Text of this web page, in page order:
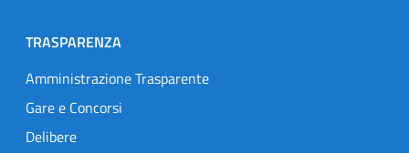
TRASPARENZA
Amministrazione Trasparente
Gare e Concorsi
Delibere